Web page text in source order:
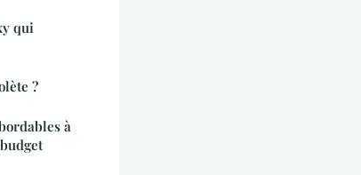
qui
?
à